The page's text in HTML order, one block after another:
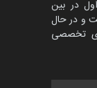
در بین
و در حال
تخصصی